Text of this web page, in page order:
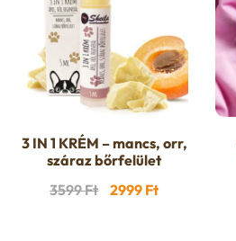
3 IN 1 KRÉM – mancs, orr,
száraz bőrfelület
3599Ft Original
2999 FtCurrent